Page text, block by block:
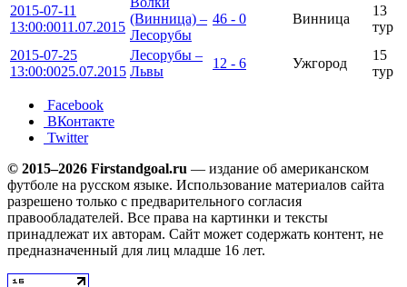
2015-07-11
13:00:0011.07.2015
(Винница) –
Лесорубы
46 - 0 Винница
13
тур
2015-07-25
13:00:0025.07.2015
Лесорубы –
Львы
12 - 6 Ужгород
15
тур
Facebook
ВКонтакте
Twitter
© 2015–2026 Firstandgoal.ru — издание об американском
футболе на русском языке. Использование материалов cайта
разрешено только с предварительного согласия
правообладателей. Все права на картинки и тексты
принадлежат их авторам. Сайт может содержать контент, не
предназначенный для лиц младше 16 лет.